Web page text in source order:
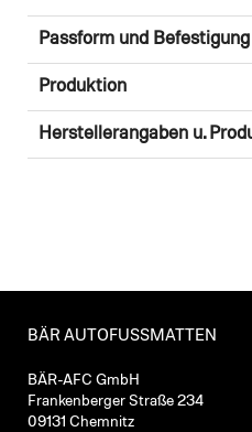
Passform und Befestigung
Produktion
Herstellerangaben u.
BÄR AUTOFUSSMATTEN
BÄR-AFC GmbH
Frankenberger Straße 234
09131 Chemnitz